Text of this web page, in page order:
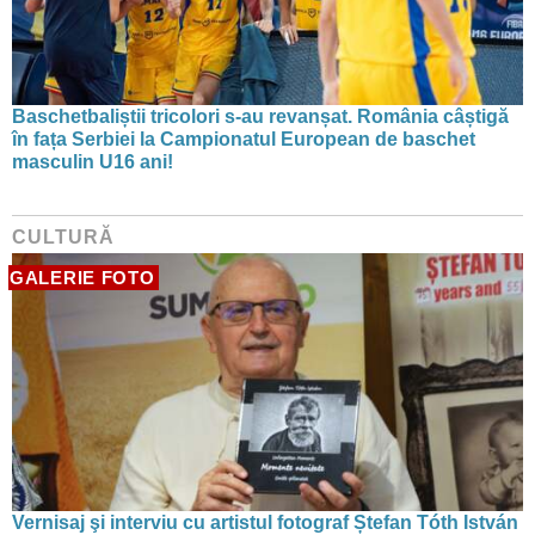
Baschetbaliștii tricolori s-au revanșat. România câștigă
în fața Serbiei la Campionatul European de baschet
masculin U16 ani!
CULTURĂ
GALERIE FOTO
Vernisaj şi interviu cu artistul fotograf Ștefan Tóth István